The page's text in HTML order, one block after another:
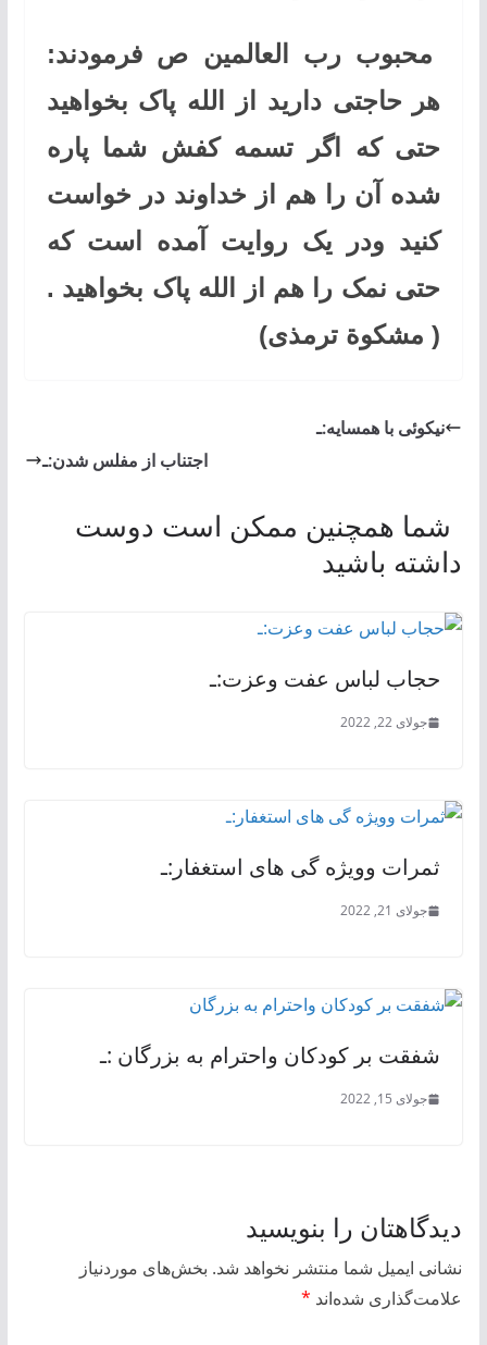
محبوب رب العالمین ص فرمودند:
هر حاجتی دارید از الله پاک بخواهید
حتی که اگر تسمه کفش شما پاره
شده آن را هم از خداوند در خواست
کنید ودر یک روایت آمده است که
حتی نمک را هم از الله پاک بخواهید .
( مشکوة ترمذی)
نیکوئی با همسایه:ـ
اجتناب از مفلس شدن:ـ
شما همچنین ممکن است دوست
داشته باشید
حجاب لباس عفت وعزت:ـ
جولای 22, 2022
ثمرات وویژه گی های استغفار:ـ
جولای 21, 2022
شفقت بر کودکان واحترام به بزرگان :ـ
جولای 15, 2022
دیدگاهتان را بنویسید
نشانی ایمیل شما منتشر نخواهد شد. بخش‌های موردنیاز
علامت‌گذاری شده‌اند *